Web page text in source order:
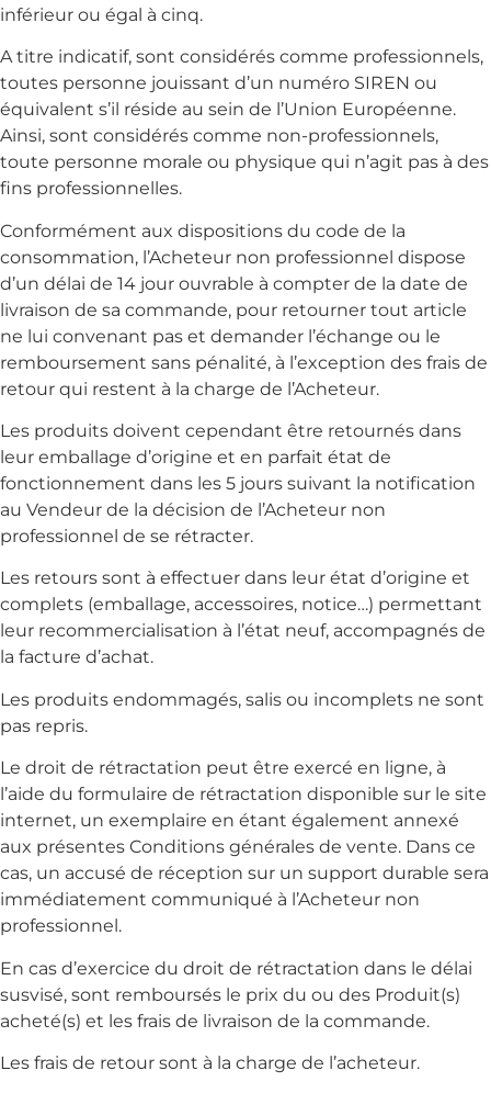
inférieur ou égal à cinq.
A titre indicatif, sont considérés comme professionnels,
toutes personne jouissant d’un numéro SIREN ou
équivalent s’il réside au sein de l’Union Européenne.
Ainsi, sont considérés comme non-professionnels,
toute personne morale ou physique qui n’agit pas à des
fins professionnelles.
Conformément aux dispositions du code de la
consommation, l’Acheteur non professionnel dispose
d’un délai de 14 jour ouvrable à compter de la date de
livraison de sa commande, pour retourner tout article
ne lui convenant pas et demander l’échange ou le
remboursement sans pénalité, à l’exception des frais de
retour qui restent à la charge de l’Acheteur.
Les produits doivent cependant être retournés dans
leur emballage d’origine et en parfait état de
fonctionnement dans les 5 jours suivant la notification
au Vendeur de la décision de l’Acheteur non
professionnel de se rétracter.
Les retours sont à effectuer dans leur état d’origine et
complets (emballage, accessoires, notice…) permettant
leur recommercialisation à l’état neuf, accompagnés de
la facture d’achat.
Les produits endommagés, salis ou incomplets ne sont
pas repris.
Le droit de rétractation peut être exercé en ligne, à
l’aide du formulaire de rétractation disponible sur le site
internet, un exemplaire en étant également annexé
aux présentes Conditions générales de vente. Dans ce
cas, un accusé de réception sur un support durable sera
immédiatement communiqué à l’Acheteur non
professionnel.
En cas d’exercice du droit de rétractation dans le délai
susvisé, sont remboursés le prix du ou des Produit(s)
acheté(s) et les frais de livraison de la commande.
Les frais de retour sont à la charge de l’acheteur.